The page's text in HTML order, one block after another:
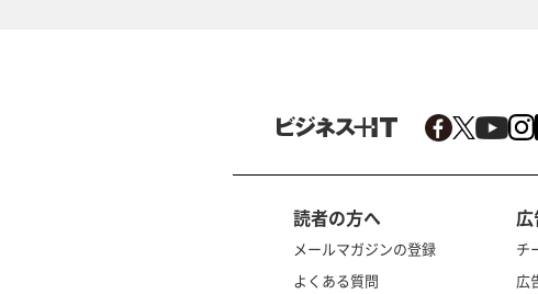
読者の方へ
メールマガジンの登録
よくある質問
チ
広